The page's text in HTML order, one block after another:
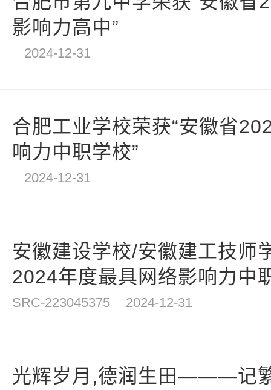
影响力高中”
2024-12-31
合肥工业学校荣获“安徽省
响力中职学校”
2024-12-31
安徽建设学校/安徽建工技师
2024年度最具网络影响力中
SRC-223045375 2024-12-31
光辉岁月,德润生田———记